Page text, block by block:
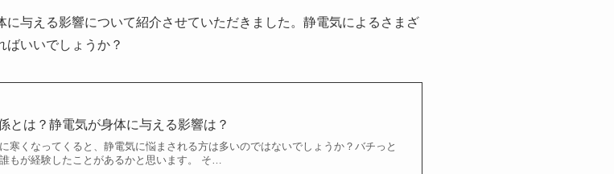
与える影響について紹介させていただきました。静電気によるさまざ
ばいいでしょうか？
とは？静電気が身体に与える影響は？
寒くなってくると、静電気に悩まされる方は多いのではないでしょうか？バチっと
もが経験したことがあるかと思います。 そ…